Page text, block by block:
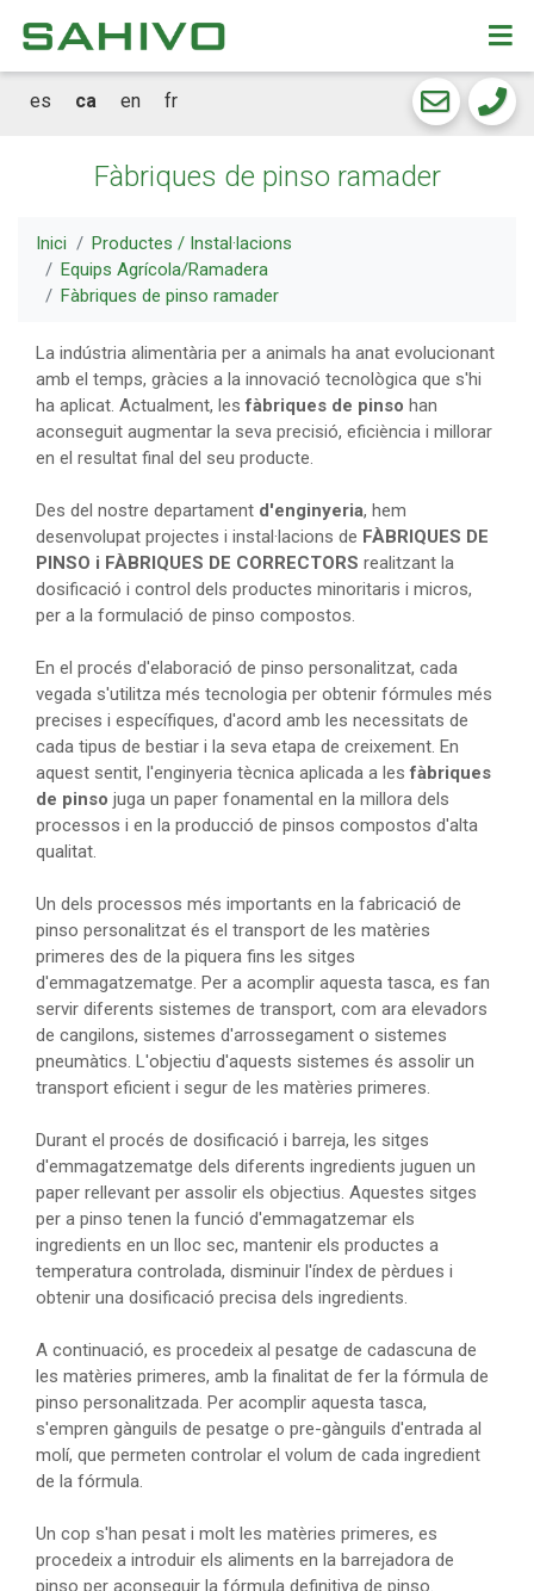
es ca en fr
Fàbriques de pinso ramader
Inici
Productes / Instal·lacions
Equips Agrícola/Ramadera
Fàbriques de pinso ramader
La indústria alimentària per a animals ha anat evolucionant
amb el temps, gràcies a la innovació tecnològica que s'hi
ha aplicat. Actualment, les fàbriques de pinso han
aconseguit augmentar la seva precisió, eficiència i millorar
en el resultat final del seu producte.
Des del nostre departament d'enginyeria, hem
desenvolupat projectes i instal·lacions de FÀBRIQUES DE
PINSO i FÀBRIQUES DE CORRECTORS realitzant la
dosificació i control dels productes minoritaris i micros,
per a la formulació de pinso compostos.
En el procés d'elaboració de pinso personalitzat, cada
vegada s'utilitza més tecnologia per obtenir fórmules més
precises i específiques, d'acord amb les necessitats de
cada tipus de bestiar i la seva etapa de creixement. En
aquest sentit, l'enginyeria tècnica aplicada a lesfàbriques
de pinso juga un paper fonamental en la millora dels
processos i en la producció de pinsos compostos d'alta
qualitat.
Un dels processos més importants en la fabricació de
pinso personalitzat és el transport de les matèries
primeres des de la piquera fins les sitges
d'emmagatzematge. Per a acomplir aquesta tasca, es fan
servir diferents sistemes de transport, com ara elevadors
de cangilons, sistemes d'arrossegament o sistemes
pneumàtics. L'objectiu d'aquests sistemes és assolir un
transport eficient i segur de les matèries primeres.
Durant el procés de dosificació i barreja, les sitges
d'emmagatzematge dels diferents ingredients juguen un
paper rellevant per assolir els objectius. Aquestes sitges
per a pinso tenen la funció d'emmagatzemar els
ingredients en un lloc sec, mantenir els productes a
temperatura controlada, disminuir l'índex de pèrdues i
obtenir una dosificació precisa dels ingredients.
A continuació, es procedeix al pesatge de cadascuna de
les matèries primeres, amb la finalitat de fer la fórmula de
pinso personalitzada. Per acomplir aquesta tasca,
s'empren gànguils de pesatge o pre-gànguils d'entrada al
molí, que permeten controlar el volum de cada ingredient
de la fórmula.
Un cop s'han pesat i molt les matèries primeres, es
procedeix a introduir els aliments en la barrejadora de
pinso per aconseguir la fórmula definitiva de pinso.
CKEW
cookies